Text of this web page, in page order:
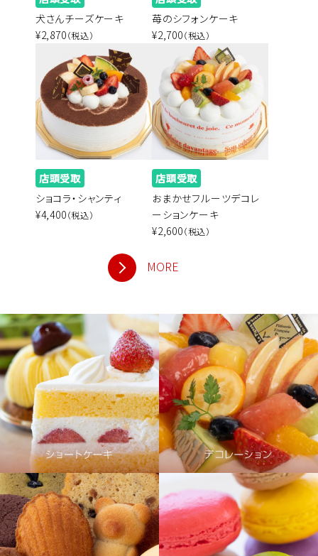
犬さんチーズケーキ
¥2,870（税込）
苺のシフォンケーキ
¥2,700（税込）
店頭受取
ショコラ・シャンティ
¥4,400（税込）
店頭受取
おまかせフルーツデコレ
ーションケーキ
¥2,600（税込）
MORE